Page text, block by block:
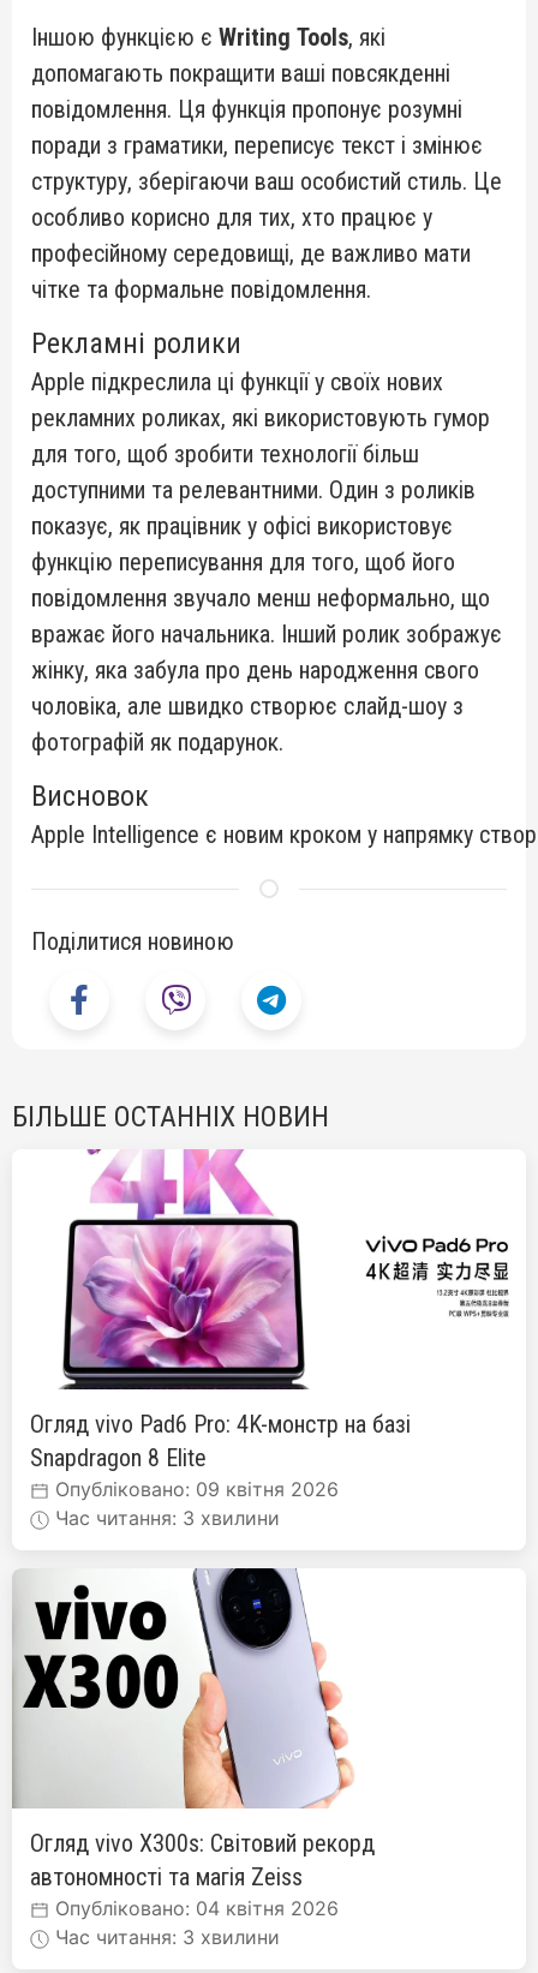
Іншою функцією є Writing Tools, які
допомагають покращити ваші повсякденні
повідомлення. Ця функція пропонує розумні
поради з граматики, переписує текст і змінює
структуру, зберігаючи ваш особистий стиль. Це
особливо корисно для тих, хто працює у
професійному середовищі, де важливо мати
чітке та формальне повідомлення.
Рекламні ролики
Apple підкреслила ці функції у своїх нових
рекламних роликах, які використовують гумор
для того, щоб зробити технології більш
доступними та релевантними. Один з роликів
показує, як працівник у офісі використовує
функцію переписування для того, щоб його
повідомлення звучало менш неформально, що
вражає його начальника. Інший ролик зображує
жінку, яка забула про день народження свого
чоловіка, але швидко створює слайд-шоу з
фотографій як подарунок.
Висновок
Apple Intelligence є новим кроком у напрямку
Поділитися новиною
БІЛЬШЕ ОСТАННІХ НОВИН
Огляд vivo Pad6 Pro: 4K-монстр на базі
Snapdragon 8 Elite
Опубліковано: 09 квітня 2026
Час читання: 3 хвилини
Огляд vivo X300s: Світовий рекорд
автономності та магія Zeiss
Опубліковано: 04 квітня 2026
Час читання: 3 хвилини